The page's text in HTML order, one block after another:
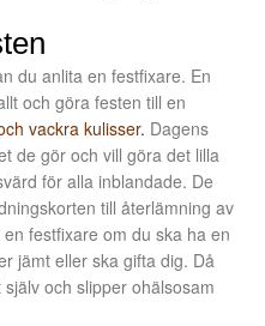
du anlita en festfixare. En
och göra festen till en
vackra kulisser. Dagens
de gör och vill göra det lilla
för alla inblandade. De
till återlämning av
festfixare om du ska ha en
jämt eller ska gifta dig. Då
och slipper ohälsosam